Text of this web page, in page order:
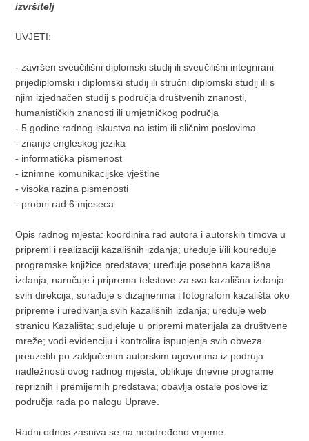
izvršitelj
UVJETI:
- završen sveučilišni diplomski studij ili sveučilišni integrirani
prijediplomski i diplomski studij ili stručni diplomski studij ili s
njim izjednačen studij s područja društvenih znanosti,
humanističkih znanosti ili umjetničkog područja
- 5 godine radnog iskustva na istim ili sličnim poslovima
- znanje engleskog jezika
- informatička pismenost
- iznimne komunikacijske vještine
- visoka razina pismenosti
- probni rad 6 mjeseca
Opis radnog mjesta: koordinira rad autora i autorskih timova u
pripremi i realizaciji kazališnih izdanja; uređuje i/ili kouređuje
programske knjižice predstava; uređuje posebna kazališna
izdanja; naručuje i priprema tekstove za sva kazališna izdanja
svih direkcija; surađuje s dizajnerima i fotografom kazališta oko
pripreme i uređivanja svih kazališnih izdanja; uređuje web
stranicu Kazališta; sudjeluje u pripremi materijala za društvene
mreže; vodi evidenciju i kontrolira ispunjenja svih obveza
preuzetih po zaključenim autorskim ugovorima iz podruja
nadležnosti ovog radnog mjesta; oblikuje dnevne programe
repriznih i premijernih predstava; obavlja ostale poslove iz
područja rada po nalogu Uprave.
Radni odnos zasniva se na neodređeno vrijeme.